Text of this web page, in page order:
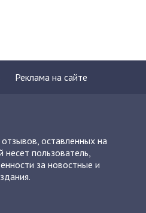
Реклама на сайте
оставленных на
пользователь,
за новостные и